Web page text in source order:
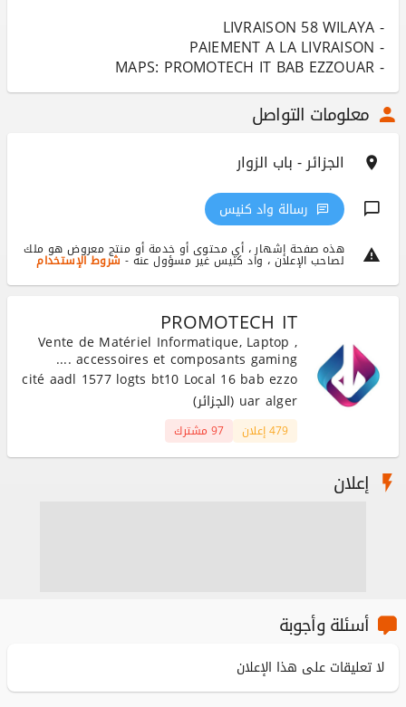
- MAPS: PROMOTECH IT BAB EZZOUAR
معلومات التواصل
الجزائر - باب الزوار
رسالة واد كنيس
هذه صفحة إشهار ، أي محتوى أو خدمة أو منتج معروض هو ملك
لصاحب الإعلان ، واد كنيس غير مسؤول عنه - شروط الإستخدام
PROMOTECH IT
Vente de Matériel Informatique, Laptop ,
accessoires et composants gaming ....
cité aadl 1577 logts bt10 Local 16 bab ezzo
uar alger (الجزائر)
479 إعلان 97 مشترك
إعلان
أسئلة وأجوبة
لا تعليقات على هذا الإعلان